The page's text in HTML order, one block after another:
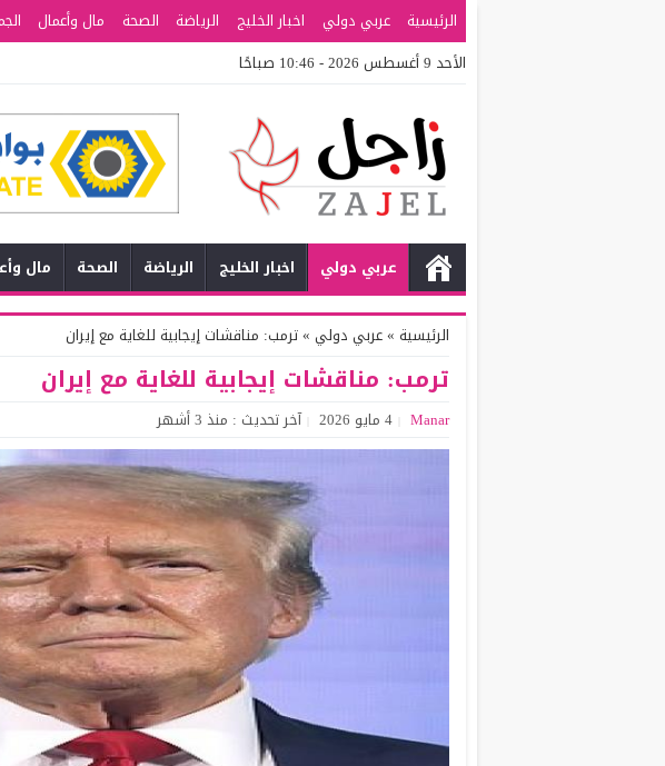
الرئيسية عربي دولي اخبار الخليج الرياضة الصحة مال وأعمال
الأحد 9 أغسطس 2026 - 10:46 صباحًا
عربي دولي اخبار الخليج الرياضة الصحة مال
الرئيسية »عربي دولي »ترمب: مناقشات إيجابية للغاية مع إيران
ترمب: مناقشات إيجابية للغاية مع إيران
Manar 4 مايو 2026 آخر تحديث : منذ 3 أشهر